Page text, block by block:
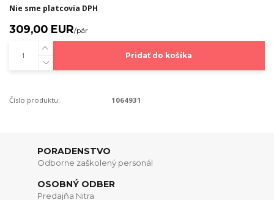
Nie sme platcovia DPH
309,00 EUR/pár
Pridať do košíka
Číslo produktu: 1064931
PORADENSTVO
Odborne zaškolený personál
OSOBNÝ ODBER
Predajňa Nitra